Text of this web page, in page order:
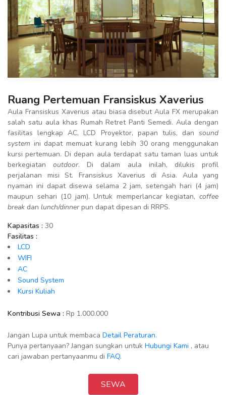
Ruang Pertemuan Fransiskus Xaverius
Aula Fransiskus Xaverius atau biasa disebut Aula FX merupakan
salah satu aula khas Rumah Retret Panti Semedi. Aula dengan
fasilitas lengkap AC, LCD Proyektor, papan tulis, dan sound
system ini dapat memuat kurang lebih 30 orang menggunakan
kursi pertemuan. Di depan aula terdapat satu taman luas untuk
berkegiatanoutdoor. Di dalam aula inilah, dilukis profil
perjalanan misi St. Fransiskus Xaverius di Asia. Aula yang
nyaman ini dapat disewa selama 2 jam, setengah hari (4 jam)
maupun sehari (10 jam). Untuk memperlancar kegiatan, coffee
break dan lunch/dinnerpun dapat dipesan di RRPS.
Kapasitas : 30
Fasilitas :
LCD
WIFI
AC
Sound System
Kursi Kuliah
Kontribusi Sewa : Rp 1.000.000
Jangan Lupa untuk membaca Detail Peraturan.
Punya pertanyaan? Jangan sungkan untuk Hubungi Kami , atau
cari jawaban pertanyaanmu di FAQ.
SEWA